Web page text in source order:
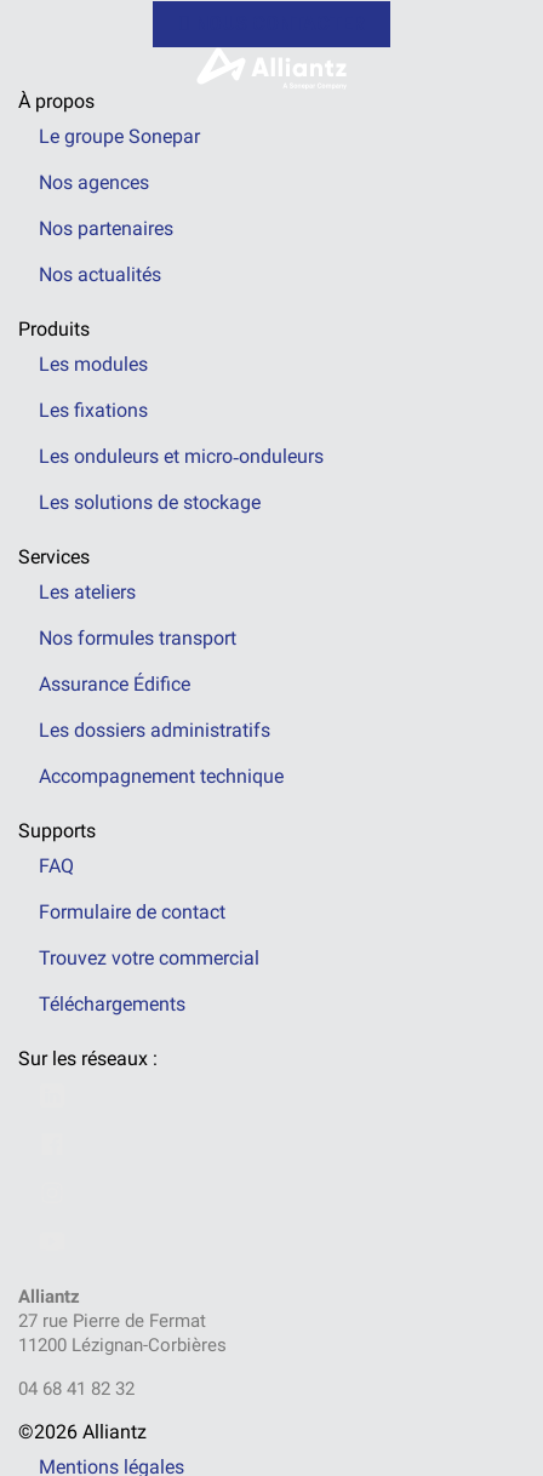
À propos
Le groupe Sonepar
Nos agences
Nos partenaires
Nos actualités
Produits
Les modules
Les fixations
Les onduleurs et micro‑onduleurs
Les solutions de stockage
Services
Les ateliers
Nos formules transport
Assurance Édifice
Les dossiers administratifs
Accompagnement technique
Supports
FAQ
Formulaire de contact
Trouvez votre commercial
Téléchargements
Sur les réseaux :
Alliantz
27 rue Pierre de Fermat
11200 Lézignan-Corbières
04 68 41 82 32
©2026 Alliantz
Mentions légales